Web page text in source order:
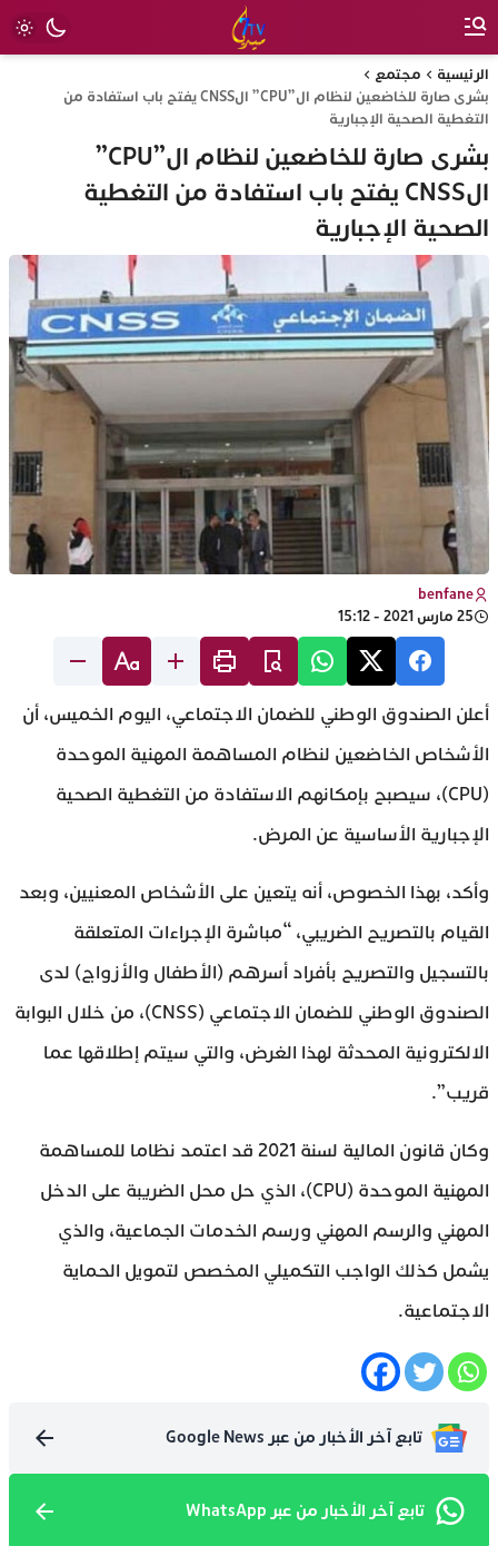
الرئيسية
مجتمع
بشرى صارة للخاضعين لنظام ال”CPU” الCNSS يفتح باب استفادة من
التغطية الصحية الإجبارية
بشرى صارة للخاضعين لنظام ال”CPU”
الCNSS يفتح باب استفادة من التغطية
الصحية الإجبارية
benfane
25 مارس 2021 - 15:12
أعلن الصندوق الوطني للضمان الاجتماعي، اليوم الخميس، أن
الأشخاص الخاضعين لنظام المساهمة المهنية الموحدة
(CPU)، سيصبح بإمكانهم الاستفادة من التغطية الصحية
الإجبارية الأساسية عن المرض.
وأكد، بهذا الخصوص، أنه يتعين على الأشخاص المعنيين، وبعد
القيام بالتصريح الضريبي، “مباشرة الإجراءات المتعلقة
بالتسجيل والتصريح بأفراد أسرهم (الأطفال والأزواج) لدى
الصندوق الوطني للضمان الاجتماعي (CNSS)، من خلال البوابة
الالكترونية المحدثة لهذا الغرض، والتي سيتم إطلاقها عما
قريب”.
وكان قانون المالية لسنة 2021 قد اعتمد نظاما للمساهمة
المهنية الموحدة (CPU)، الذي حل محل الضريبة على الدخل
المهني والرسم المهني ورسم الخدمات الجماعية، والذي
يشمل كذلك الواجب التكميلي المخصص لتمويل الحماية
الاجتماعية.
تابع آخر الأخبار من عبر Google News
تابع آخر الأخبار من عبر WhatsApp